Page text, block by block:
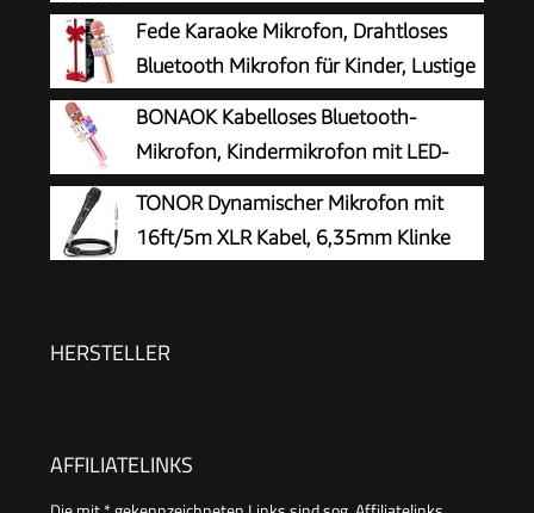
Mini-Mikrofon mit
Rauschunterdrückung, Auto-Pairing und
Stummschaltung und Reverb für Vlogging,
Videoaufnahmen, TikTok, YouTube
Fede Karaoke Mikrofon, Drahtloses
Bluetooth Mikrofon für Kinder, Lustige
Geschenke Spielzeug für Teenager
Mädchen Jungen, Tragbares KTV Lautsprecher
Recorder für Smartphone PC
BONAOK Kabelloses Bluetooth-
Mikrofon, Kindermikrofon mit LED-
Lichtern, Mini-Karaoke-Maschine für
Party/Zuhause/Geburtstag, kompatibel mit
Bluetooth iOS Android (Rosa)
TONOR Dynamischer Mikrofon mit
16ft/5m XLR Kabel, 6,35mm Klinke
Studio, KTV & Heimgebrauch Audio
HERSTELLER
AFFILIATELINKS